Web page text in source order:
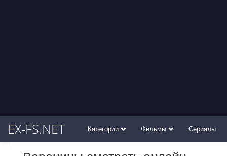
EX-FS.NET Категории Фильмы Сериалы